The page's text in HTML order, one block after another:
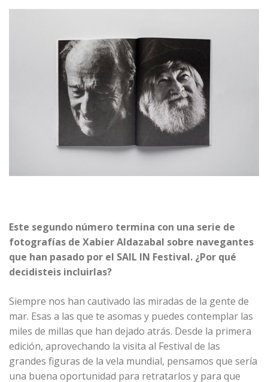
Este segundo número termina con una serie de
fotografías de Xabier Aldazabal sobre navegantes
que han pasado por el SAIL IN Festival. ¿Por qué
decidisteis incluirlas?
Siempre nos han cautivado las miradas de la gente de
mar. Esas a las que te asomas y puedes contemplar las
miles de millas que han dejado atrás. Desde la primera
edición, aprovechando la visita al Festival de las
grandes figuras de la vela mundial, pensamos que sería
una buena oportunidad para retratarlos y para que